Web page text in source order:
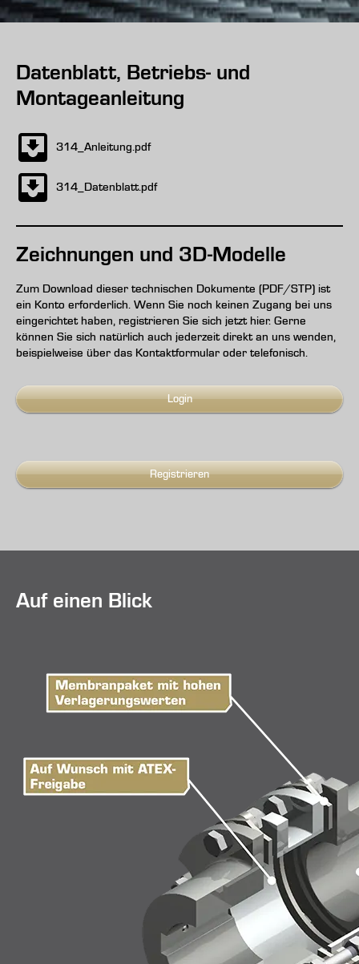
Datenblatt, Betriebs- und
Montageanleitung
314_Anleitung.pdf
314_Datenblatt.pdf
Zeichnungen und 3D-Modelle
Zum Download dieser technischen Dokumente (PDF/STP) ist
ein Konto erforderlich. Wenn Sie noch keinen Zugang bei uns
eingerichtet haben, registrieren Sie sich jetzt hier. Gerne
können Sie sich natürlich auch jederzeit direkt an uns wenden,
beispielweise über das Kontaktformular oder telefonisch.
Login
Registrieren
Auf einen Blick